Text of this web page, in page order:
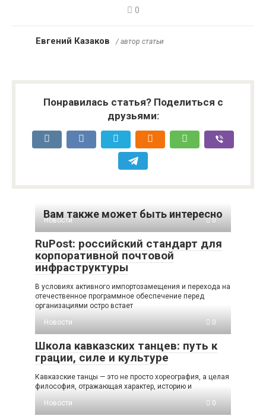
0
Евгений Казаков / автор статьи
Понравилась статья? Поделиться с
друзьями:
Вам также может быть интересно
Новости 0
RuPost: российский стандарт для
корпоративной почтовой
инфраструктуры
В условиях активного импортозамещения и перехода на
отечественное программное обеспечение перед
организациями остро встает
Новости
0
Школа кавказских танцев: путь к
грации, силе и культуре
Кавказские танцы — это не просто хореография, а целая
философия, отражающая характер, историю и
Новости
0